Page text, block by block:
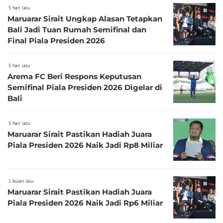
5 hari lalu
Maruarar Sirait Ungkap Alasan Tetapkan
Bali Jadi Tuan Rumah Semifinal dan
Final Piala Presiden 2026
5 hari lalu
Arema FC Beri Respons Keputusan
Semifinal Piala Presiden 2026 Digelar di
Bali
5 hari lalu
Maruarar Sirait Pastikan Hadiah Juara
Piala Presiden 2026 Naik Jadi Rp8 Miliar
1 bulan lalu
Maruarar Sirait Pastikan Hadiah Juara
Piala Presiden 2026 Naik Jadi Rp6 Miliar